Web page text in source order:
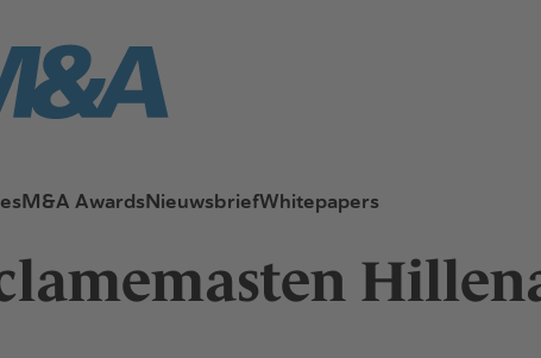
M&A AwardsNieuwsbriefWhitepapers